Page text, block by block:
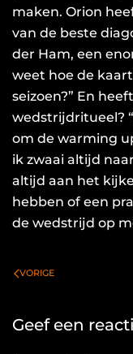
maken. Orion
van de beste
der Ham, een
weet hoe de
seizoen?” En
wedstrijdritueel?
om de warming
ik zwaai altijd
altijd aan het
hebben of een
de wedstrijd op
VORIGE
Geef een